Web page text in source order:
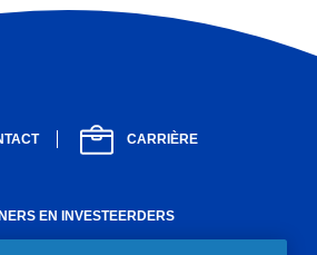
CARRIÈRE
EN INVESTEERDERS